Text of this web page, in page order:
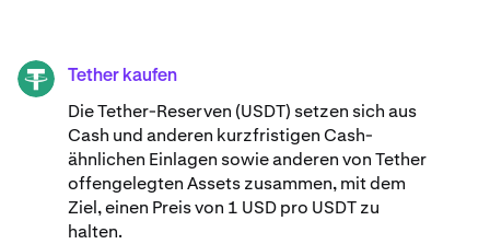
USDT Tether kaufen
Die Tether-Reserven (USDT) setzen sich aus
Cash und anderen kurzfristigen Cash-
ähnlichen Einlagen sowie anderen von Tether
offengelegten Assets zusammen, mit dem
Ziel, einen Preis von 1 USD pro USDT zu
halten.